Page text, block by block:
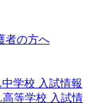
者の方へ
中学校 入試情報
高等学校 入試情